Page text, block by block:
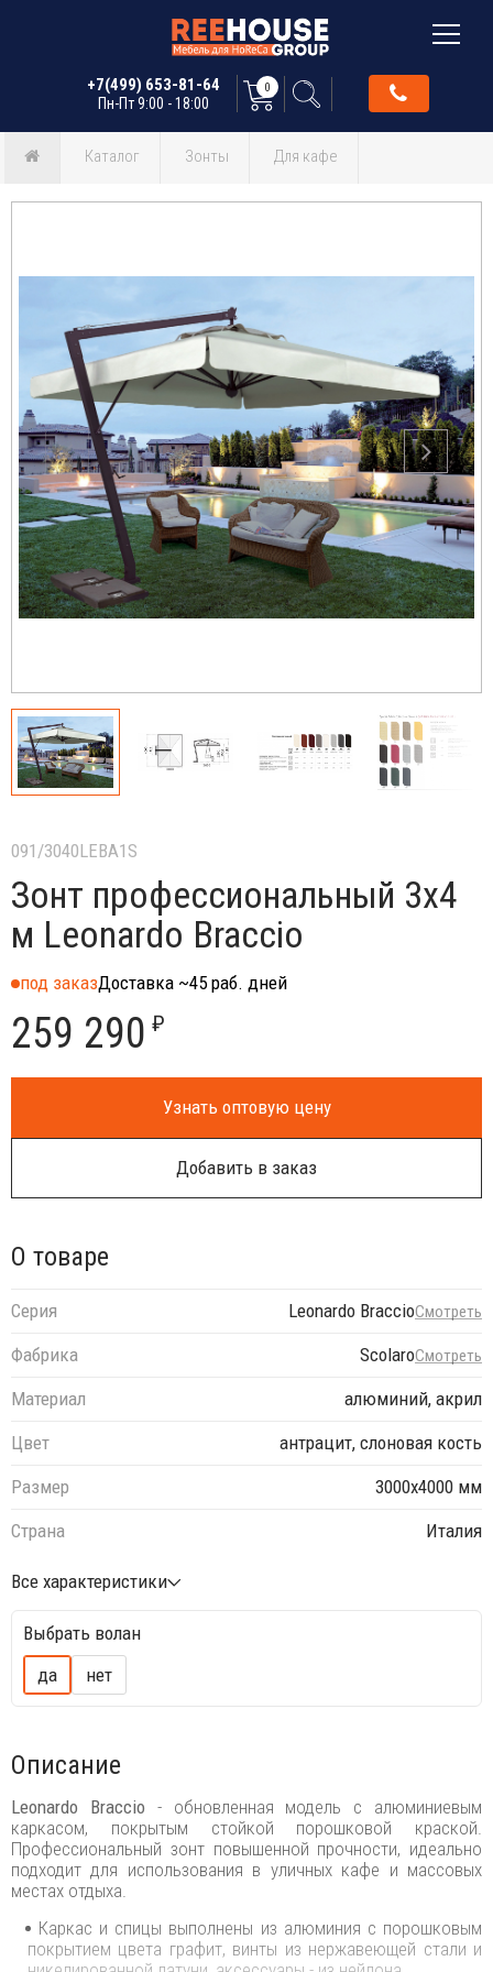
+7(499) 653-81-64
Пн-Пт 9:00 - 18:00
0
Каталог Зонты Для кафе
091/3040LEBA1S
Зонт профессиональный 3х4
м Leonardo Braccio
под заказДоставка ~45 раб. дней
259 290 ₽
Узнать оптовую цену
Добавить в заказ
О товаре
Серия Leonardo BraccioСмотреть
Фабрика ScolaroСмотреть
Материал
алюминий, акрил
Цвет
антрацит, слоновая кость
Размер
3000х4000 мм
Страна
Италия
Все характеристики
Выбрать волан
да
нет
Описание
Leonardo Braccio - обновленная модель с алюминиевым
каркасом, покрытым стойкой порошковой краской.
Профессиональный зонт повышенной прочности, идеально
подходит для использования в уличных кафе и массовых
местах отдыха.
Каркас и спицы выполнены из алюминия с порошковым
покрытием цвета графит, винты из нержавеющей стали и